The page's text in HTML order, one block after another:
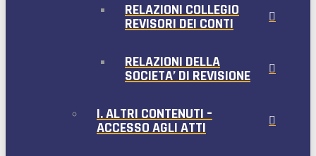
RELAZIONI COLLEGIO
REVISORI DEI CONTI
RELAZIONI DELLA
SOCIETA’ DI REVISIONE
I. ALTRI CONTENUTI –
ACCESSO AGLI ATTI